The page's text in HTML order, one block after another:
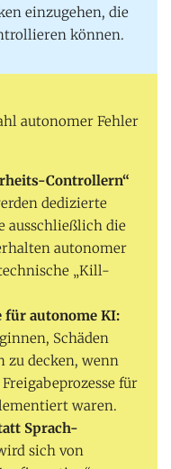
einzugehen, die
können.
autonomer Fehler
Controllern“
dedizierte
ausschließlich die
autonomer
„Kill-
für autonome KI:
Schäden
zu decken, wenn
für
waren.
Sprach-
sich von